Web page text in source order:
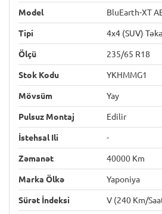
Model BluEarth-XT
Tipi 4x4 (SUV)
Ölçü 235/65 R18
Stok Kodu YKHMMG1
Mövsüm Yay
Pulsuz Montaj Edilir
İstehsal Ili -
Zəmanət 40000 Km
Marka Ölkə Yaponiya
Sürət İndeksi V (240 Km/